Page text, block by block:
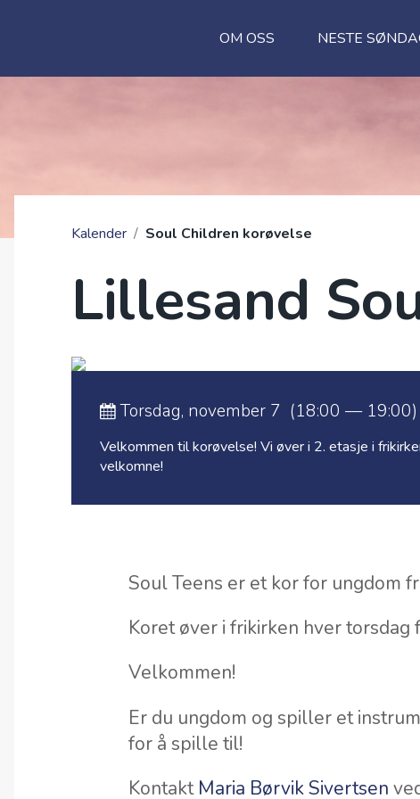
OM OSS NESTE
Kalender / Soul Children korøvelse
Lillesand
Torsdag, november 7 (18:00 — 19:00)
Velkommen til korøvelse! Vi øver i 2. etasje i
velkomne!
Soul Teens er et kor for ungdom
Koret øver i frikirken hver
Velkommen!
Er du ungdom og spiller et
for å spille til!
Kontakt Maria Børvik Sivertsen